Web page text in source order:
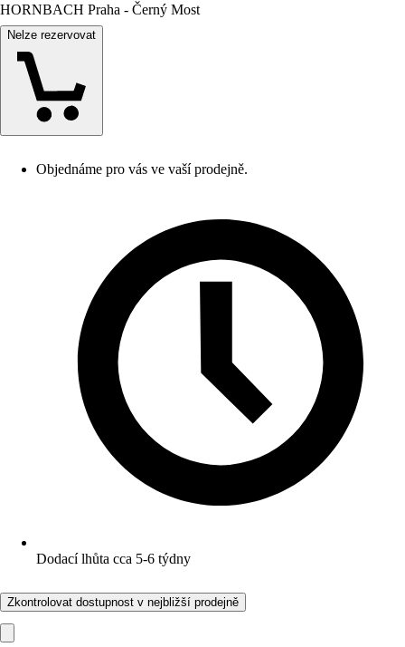
HORNBACH Praha - Černý Most
Nelze rezervovat
Objednáme pro vás ve vaší prodejně.
Dodací lhůta cca 5-6 týdny
Zkontrolovat dostupnost v nejbližší prodejně